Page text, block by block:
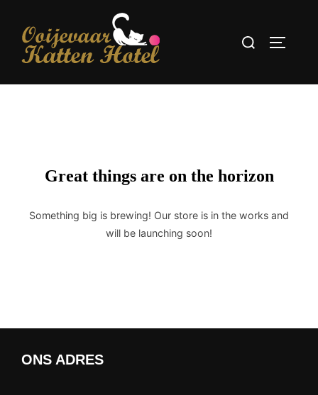
content
Search
for:
Great things are on the horizon
Something big is brewing! Our store is in the works and
will be launching soon!
ONS ADRES